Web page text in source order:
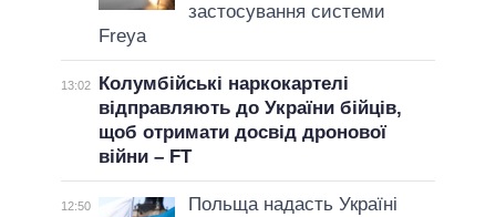
застосування системи
Freya
13:02
Колумбійські наркокартелі
відправляють до України бійців,
щоб отримати досвід дронової
війни – FT
12:50
Польща надасть Україні